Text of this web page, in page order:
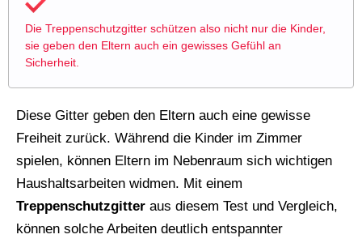
Die Treppenschutzgitter schützen also nicht nur die Kinder,
sie geben den Eltern auch ein gewisses Gefühl an
Sicherheit.
Diese Gitter geben den Eltern auch eine gewisse
Freiheit zurück. Während die Kinder im Zimmer
spielen, können Eltern im Nebenraum sich wichtigen
Haushaltsarbeiten widmen. Mit einem
Treppenschutzgitter aus diesem Test und Vergleich,
können solche Arbeiten deutlich entspannter